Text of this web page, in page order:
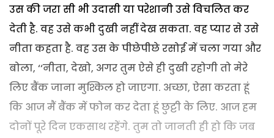
उस की जरा सी भी उदासी या परेशानी उसे विचलित कर
देती है. वह उसे कभी दुखी नहीं देख सकता. वह प्यार से उसे
नीता कहता है. वह उस के पीछेपीछे रसोई में चला गया और
बोला, ‘‘नीता, देखो, अगर तुम ऐसे ही दुखी रहोगी तो मेरे
लिए बैंक जाना मुश्किल हो जाएगा. अच्छा, ऐसा करता हूं
कि आज मैं बैंक में फोन कर देता हूं छुट्टी के लिए. आज हम
दोनों पूरे दिन एकसाथ रहेंगे. तुम तो जानती ही हो कि जब